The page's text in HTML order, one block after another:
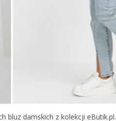
bluz damskich z kolekcji eButik.pl.